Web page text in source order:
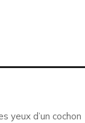
yeux d’un cochon